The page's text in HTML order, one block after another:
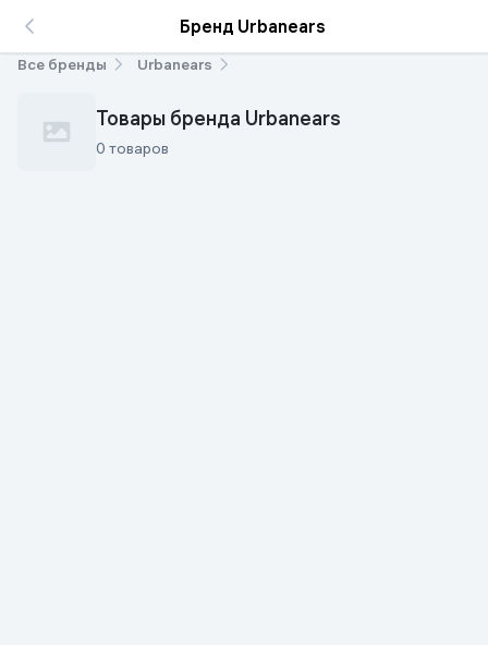
Бренд Urbanears
Все бренды Urbanears
Товары бренда Urbanears
0 товаров